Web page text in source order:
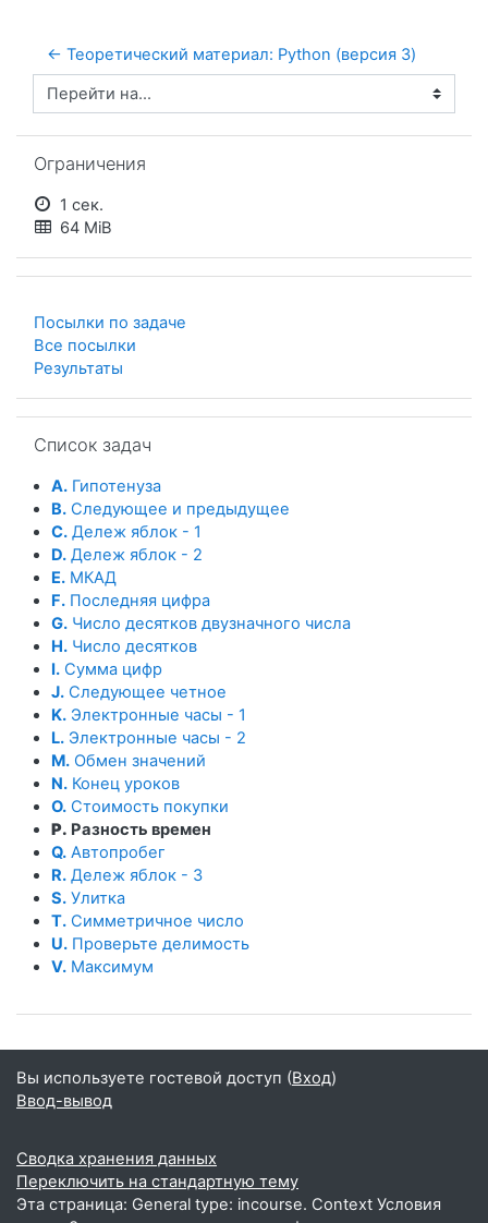
← Теоретический материал: Python (версия 3)
Перейти на...
Ограничения
1 сек.
64 MiB
Посылки по задаче
Все посылки
Результаты
Список задач
A. Гипотенуза
B. Следующее и предыдущее
C. Дележ яблок - 1
D. Дележ яблок - 2
E. МКАД
F. Последняя цифра
G. Число десятков двузначного числа
H. Число десятков
I. Сумма цифр
J. Следующее четное
K. Электронные часы - 1
L. Электронные часы - 2
M. Обмен значений
N. Конец уроков
O. Стоимость покупки
P. Разность времен
Q. Автопробег
R. Дележ яблок - 3
S. Улитка
T. Симметричное число
U. Проверьте делимость
V. Максимум
Вы используете гостевой доступ (Вход)
Ввод-вывод
Сводка хранения данных
Переключить на стандартную тему
Эта страница: General type: incourse. Context Условия